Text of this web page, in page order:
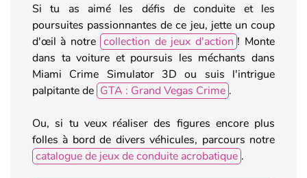
Si tu as aimé les défis de conduite et les
poursuites passionnantes de ce jeu, jette un coup
d'œil à notre collection de jeux d'action ! Monte
dans ta voiture et poursuis les méchants dans
Miami Crime Simulator 3D ou suis l'intrigue
palpitante de GTA : Grand Vegas Crime .
Ou, si tu veux réaliser des figures encore plus
folles à bord de divers véhicules, parcours notre
catalogue de jeux de conduite acrobatique .